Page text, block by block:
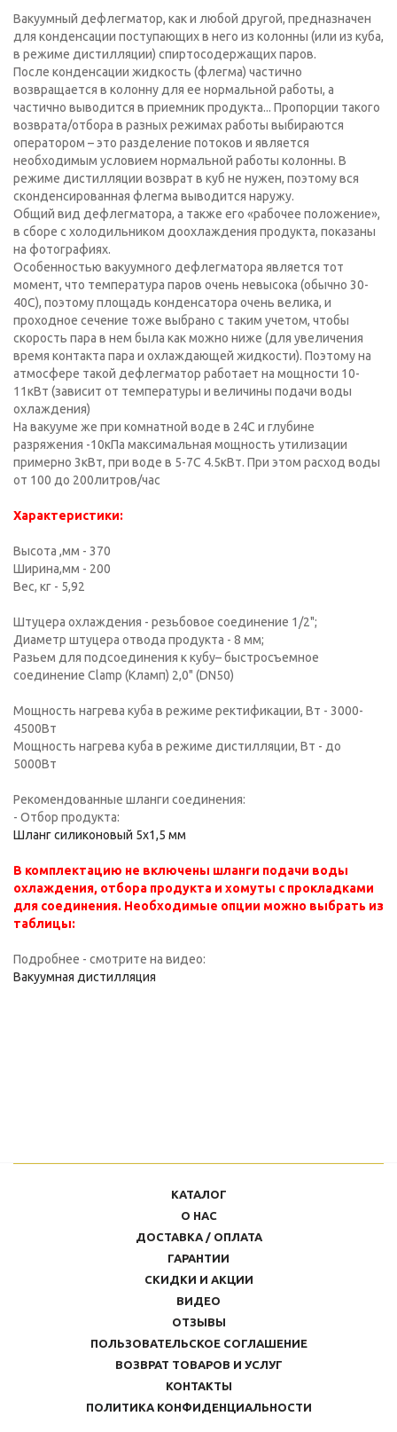
Вакуумный дефлегматор, как и любой другой, предназначен
для конденсации поступающих в него из колонны (или из куба,
в режиме дистилляции) спиртосодержащих паров.
После конденсации жидкость (флегма) частично
возвращается в колонну для ее нормальной работы, а
частично выводится в приемник продукта... Пропорции такого
возврата/отбора в разных режимах работы выбираются
оператором – это разделение потоков и является
необходимым условием нормальной работы колонны. В
режиме дистилляции возврат в куб не нужен, поэтому вся
сконденсированная флегма выводится наружу.
Общий вид дефлегматора, а также его «рабочее положение»,
в сборе с холодильником доохлаждения продукта, показаны
на фотографиях.
Особенностью вакуумного дефлегматора является тот
момент, что температура паров очень невысока (обычно 30-
40С), поэтому площадь конденсатора очень велика, и
проходное сечение тоже выбрано с таким учетом, чтобы
скорость пара в нем была как можно ниже (для увеличения
время контакта пара и охлаждающей жидкости). Поэтому на
атмосфере такой дефлегматор работает на мощности 10-
11кВт (зависит от температуры и величины подачи воды
охлаждения)
На вакууме же при комнатной воде в 24С и глубине
разряжения -10кПа максимальная мощность утилизации
примерно 3кВт, при воде в 5-7С 4.5кВт. При этом расход воды
от 100 до 200литров/час
Характеристики:
Высота ,мм - 370
Ширина,мм - 200
Вес, кг - 5,92
Штуцера охлаждения - резьбовое соединение 1/2";
Диаметр штуцера отвода продукта - 8 мм;
Разьем для подсоединения к кубу– быстросъемное
соединение Сlamp (Кламп) 2,0" (DN50)
Мощность нагрева куба в режиме ректификации, Вт - 3000-
4500Вт
Мощность нагрева куба в режиме дистилляции, Вт - до
5000Вт
Рекомендованные шланги соединения:
- Отбор продукта:
Шланг силиконовый 5х1,5 мм
В комплектацию не включены шланги подачи воды
охлаждения, отбора продукта и хомуты с прокладками
для соединения. Необходимые опции можно выбрать из
таблицы:
Подробнее - смотрите на видео:
Вакуумная дистилляция
КАТАЛОГ
О НАС
ДОСТАВКА / ОПЛАТА
ГАРАНТИИ
СКИДКИ И АКЦИИ
ВИДЕО
ОТЗЫВЫ
ПОЛЬЗОВАТЕЛЬСКОЕ СОГЛАШЕНИЕ
ВОЗВРАТ ТОВАРОВ И УСЛУГ
КОНТАКТЫ
ПОЛИТИКА КОНФИДЕНЦИАЛЬНОСТИ